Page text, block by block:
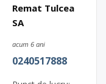
Remat Tulcea
SA
acum 6 ani
0240517888